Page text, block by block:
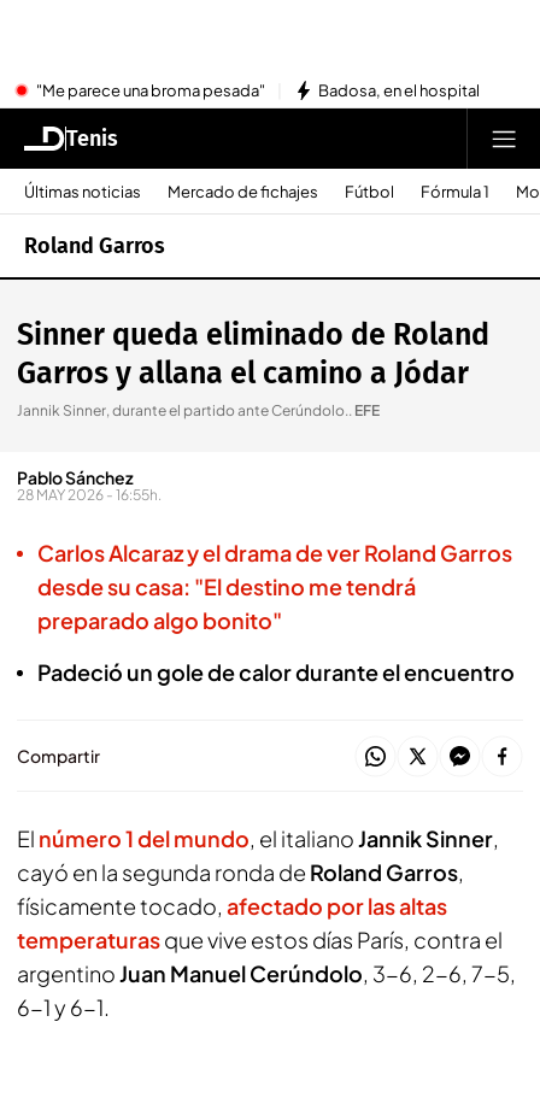
"Me parece una broma pesada" Badosa, en el hospital
Tenis
Últimas noticias Mercado de fichajes Fútbol Fórmula 1
Roland Garros
Sinner queda eliminado de Roland
Garros y allana el camino a Jódar
Jannik Sinner, durante el partido ante Cerúndolo.. EFE
Pablo Sánchez
28 MAY 2026 - 16:55h.
Carlos Alcaraz y el drama de ver Roland Garros
desde su casa: "El destino me tendrá
preparado algo bonito"
Padeció un gole de calor durante el encuentro
Compartir
El número 1 del mundo, el italianoJannik Sinner,
cayó en la segunda ronda de Roland Garros,
físicamente tocado, afectado por las altas
temperaturasque vive estos días París, contra el
argentinoJuan Manuel Cerúndolo, 3-6, 2-6, 7-5,
6-1 y 6-1.